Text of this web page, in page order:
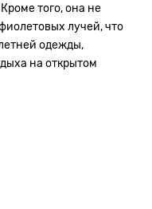
того, она не
лучей, что
одежды,
на открытом